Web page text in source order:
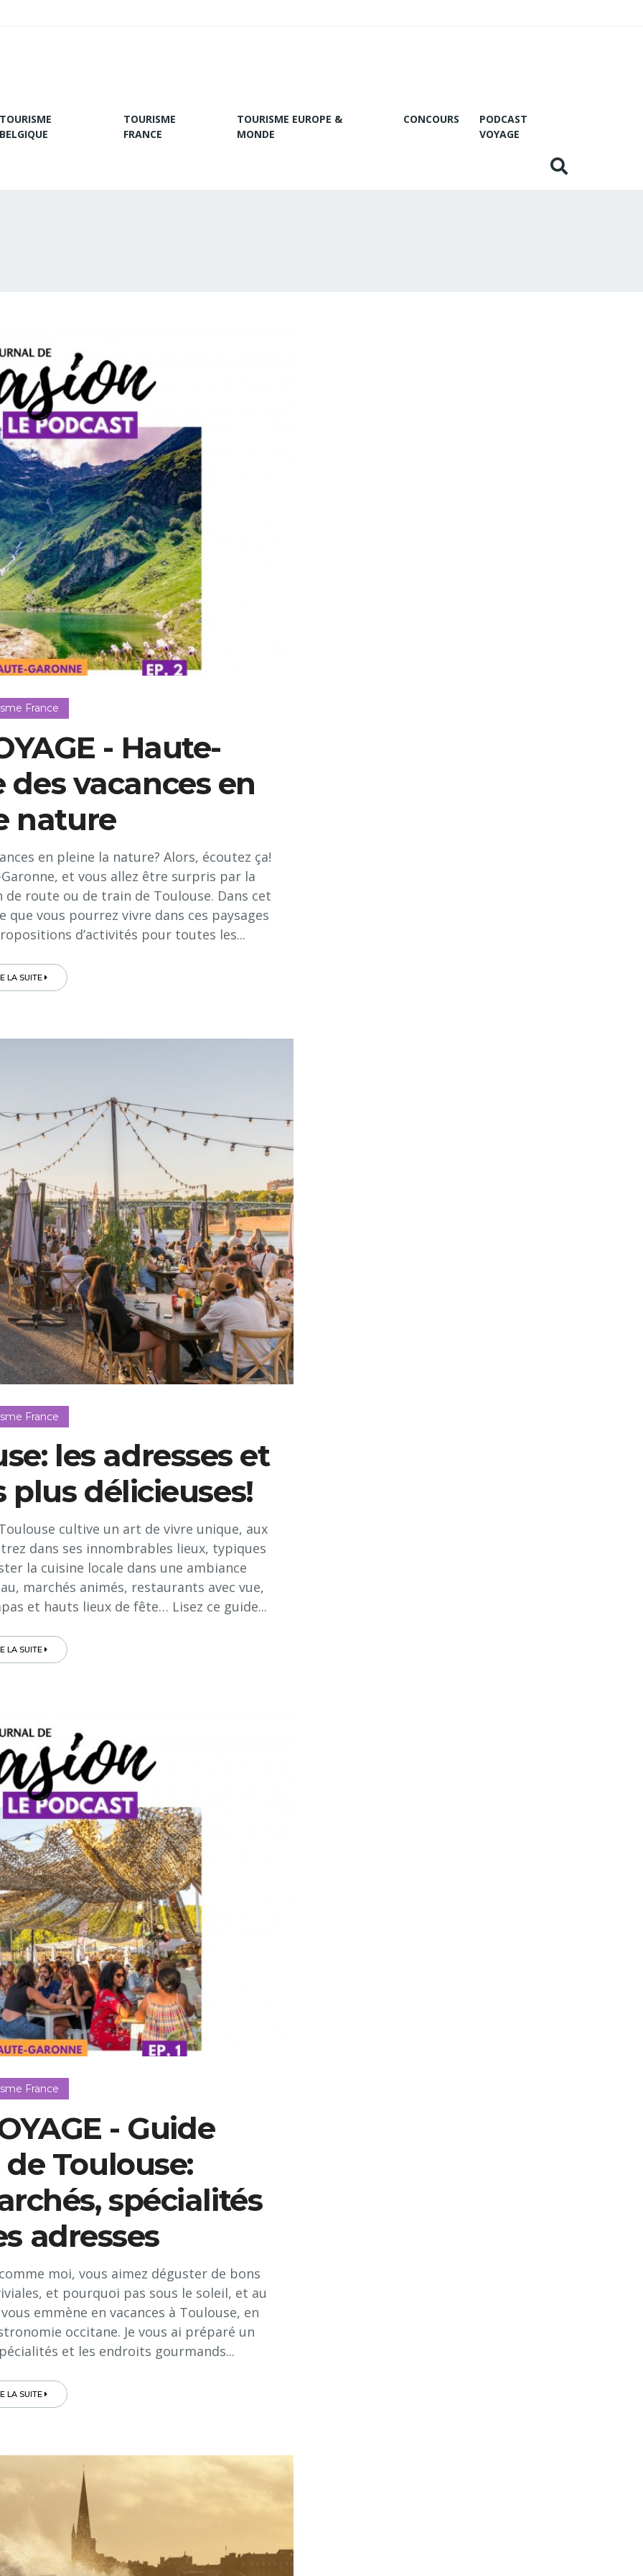
TOURISME
FRANCE
TOURISME EUROPE &
MONDE
CONCOURS
PODCAST
VOYAGE
France
- Haute-
vacances en
nature
en pleine la nature? Alors, écoutez ça!
et vous allez être surpris par la
route ou de train de Toulouse. Dans cet
vous pourrez vivre dans ces paysages
d’activités pour toutes les...
LA SUITE
France
les adresses et
plus délicieuses!
cultive un art de vivre unique, aux
dans ses innombrables lieux, typiques
la cuisine locale dans une ambiance
marchés animés, restaurants avec vue,
et hauts lieux de fête… Lisez ce guide...
LA SUITE
France
- Guide
Toulouse:
spécialités
adresses
moi, vous aimez déguster de bons
et pourquoi pas sous le soleil, et au
emmène en vacances à Toulouse, en
occitane. Je vous ai préparé un
et les endroits gourmands...
LA SUITE